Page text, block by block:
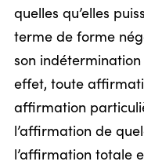
quelles qu’elles
terme de forme
son
effet, toute
affirmation
l’affirmation de
l’affirmation totale